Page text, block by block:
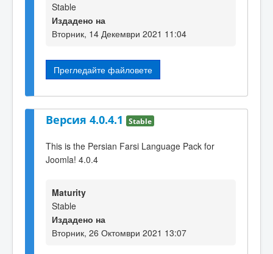
Stable
Издадено на
Вторник, 14 Декември 2021 11:04
Прегледайте файловете
Версия 4.0.4.1 Stable
This is the Persian Farsi Language Pack for
Joomla! 4.0.4
Maturity
Stable
Издадено на
Вторник, 26 Октомври 2021 13:07